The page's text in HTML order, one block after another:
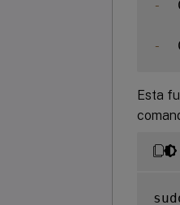
-
-
Esta